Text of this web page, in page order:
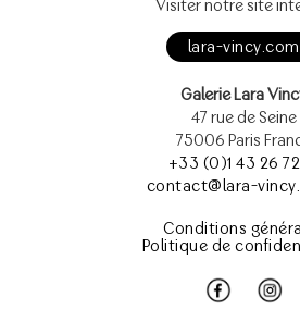
Visiter notre site
lara-vincy.com
Galerie Lara
47 rue de Seine
75006 Paris
+33 (0)1 43 26 72
contact@lara-
Conditions
Politique de